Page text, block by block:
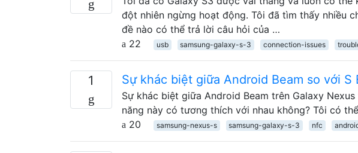
đột nhiên ngừng hoạt động. Tôi đã tìm thấy nhiều
đề nào có thể trả lời câu hỏi của …
22
usb samsung-galaxy-s-3 connection-issues
1 Sự khác biệt giữa Android Beam so với S
Sự khác biệt giữa Android Beam trên Galaxy
năng này có tương thích với nhau không? Tôi có
20
samsung-nexus-s samsung-galaxy-s-3 nfc